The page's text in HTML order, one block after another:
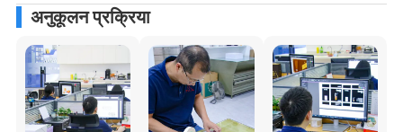
अनुकूलन प्रक्रिया